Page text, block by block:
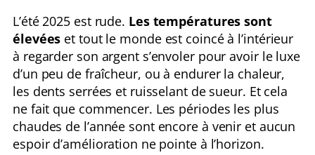
L’été 2025 est rude. Les températures sont
élevées et tout le monde est coincé à l’intérieur
à regarder son argent s’envoler pour avoir le luxe
d’un peu de fraîcheur, ou à endurer la chaleur,
les dents serrées et ruisselant de sueur. Et cela
ne fait que commencer. Les périodes les plus
chaudes de l’année sont encore à venir et aucun
espoir d’amélioration ne pointe à l’horizon.